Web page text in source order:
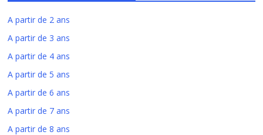
A partir de 2 ans
A partir de 3 ans
A partir de 4 ans
A partir de 5 ans
A partir de 6 ans
A partir de 7 ans
A partir de 8 ans